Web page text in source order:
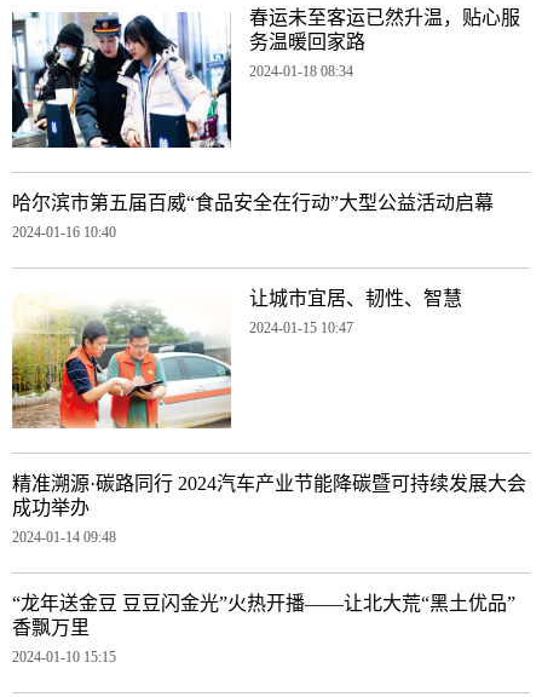
春运未至客运已然升温，贴心服
务温暖回家路
2024-01-18 08:34
哈尔滨市第五届百威“食品安全在行动”大型公益活动启幕
2024-01-16 10:40
让城市宜居、韧性、智慧
2024-01-15 10:47
精准溯源·碳路同行 2024汽车产业节能降碳暨可持续发展大会
成功举办
2024-01-14 09:48
“龙年送金豆 豆豆闪金光”火热开播——让北大荒“黑土优品”
香飘万里
2024-01-10 15:15